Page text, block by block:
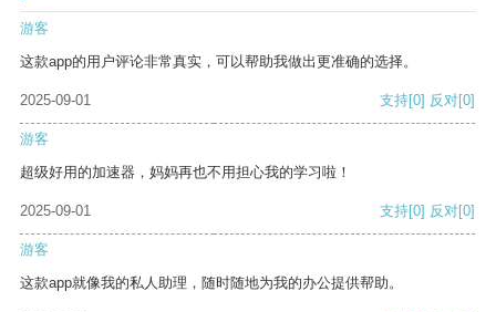
游客
这款app的用户评论非常真实，可以帮助我做出更准确的选择。
2025-09-01 支持[0] 反对[0]
游客
超级好用的加速器，妈妈再也不用担心我的学习啦！
2025-09-01 支持[0] 反对[0]
游客
这款app就像我的私人助理，随时随地为我的办公提供帮助。